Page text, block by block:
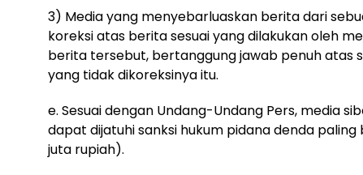
3) Media yang menyebarluaskan berita dari
koreksi atas berita sesuai yang dilakukan oleh
berita tersebut, bertanggung jawab penuh atas
yang tidak dikoreksinya itu.
e. Sesuai dengan Undang-Undang Pers, media
dapat dijatuhi sanksi hukum pidana denda
juta rupiah).